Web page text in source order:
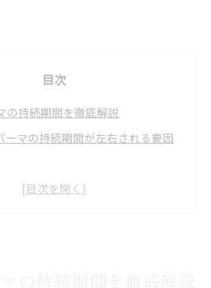
目次
の持続期間を徹底解説
ーマの持続期間が左右される要因
ーマは日々のケアで持続期間が変